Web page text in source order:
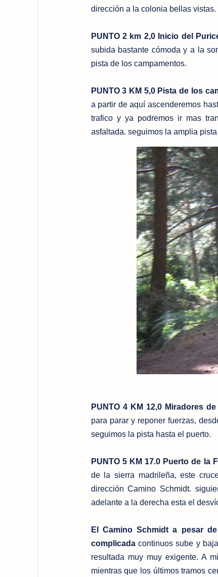
dirección a la colonia bellas
PUNTO 2 km 2,0 Inicio del
subida bastante cómoda y a la
pista de los campamentos.
PUNTO 3 KM 5,0 Pista de los
a partir de aquí ascenderemos
trafico y ya podremos ir mas
asfaltada. seguimos la amplia
PUNTO 4 KM 12,0 Miradores
para parar y reponer fuerzas,
seguimos la pista hasta el puerto.
PUNTO 5 KM 17.0 Puerto de la
de la sierra madrileña, este
dirección Camino Schmidt.
adelante a la derecha esta el
El Camino Schmidt a pesar
complicadacontinuos sube y
resultada muy muy exigente. A
mientras que los últimos tramos